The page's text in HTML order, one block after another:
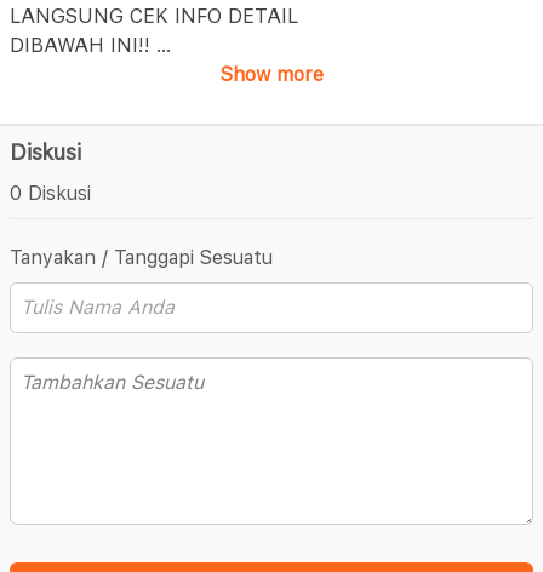
LANGSUNG CEK INFO DETAIL
DIBAWAH INI!! ...
Show more
Diskusi
0 Diskusi
Tanyakan / Tanggapi Sesuatu